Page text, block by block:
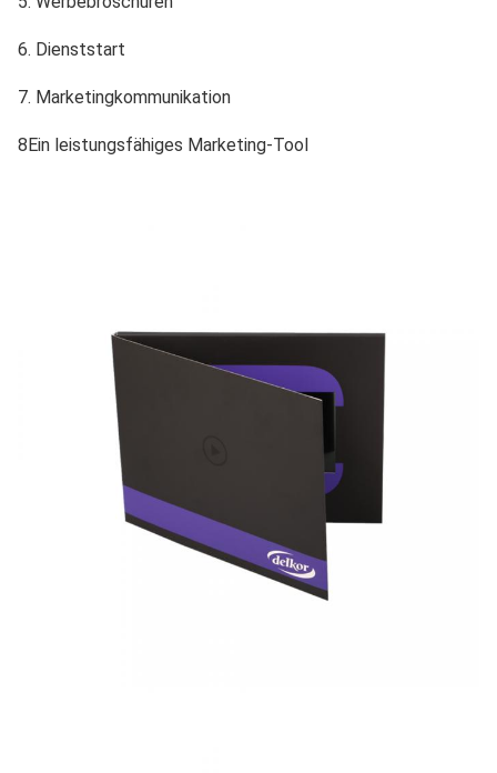
6. Dienststart
7. Marketingkommunikation
8Ein leistungsfähiges Marketing-Tool